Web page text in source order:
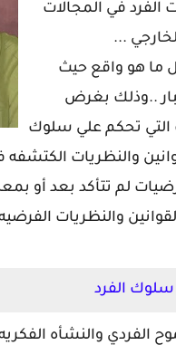
في المجالات
...
ما هو واقع حيث
..وذلك بغرض
التي تحكم علي سلوك
والنظريات
لم تتأكد بعد أو
والنظريات
سلوك الفرد
الفردي والنشأه